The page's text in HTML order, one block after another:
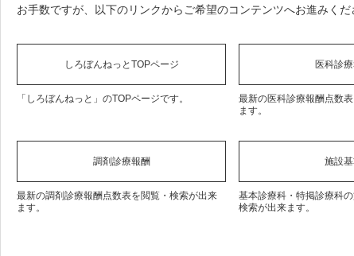
お手数ですが、以下のリンクからご希望のコンテンツへお進みくだ
しろぼんねっとTOPページ
「しろぼんねっと」のTOPページです。
医科診
最新の医科診療報酬点数
ます。
調剤診療報酬
最新の調剤診療報酬点数表を閲覧・検索が出来
ます。
施設
基本診療科・特掲診療科
検索が出来ます。